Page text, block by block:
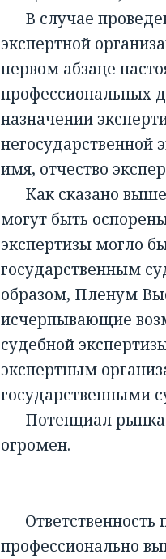
В случае
экспертной
первом абзаце
профессиональных
назначении
негосударственной
имя, отчество
Как сказано выше,
могут быть
экспертизы могло
государственным
образом, Пленум
исчерпывающие
судебной
экспертным
государственными
Потенциал рынка
огромен.
Ответственность
профессионально